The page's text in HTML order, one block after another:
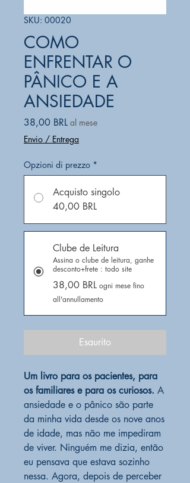
SKU: 00020
COMO
ENFRENTAR O
PÂNICO E A
ANSIEDADE
38,00 BRLPrezzo
al mese
Envio / Entrega
Opzioni di prezzo *
Acquisto singolo
40,00 BRL
Clube de Leitura
Assina o clube de leitura, ganhe
desconto+frete : todo site
38,00 BRL ogni mese fino
all'annullamento
Esaurito
Um livro para os pacientes, para
os familiares e para os curiosos. A
ansiedade e o pânico são parte
da minha vida desde os nove anos
de idade, mas não me impediram
de viver. Ninguém me dizia, então
eu pensava que estava sozinho
nessa. Agora, depois de perceber